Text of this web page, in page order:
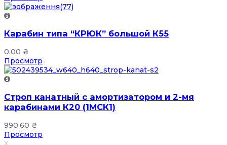
Карабин типа “КРЮК” большой К55
0.00 ₴
Просмотр
Строп канатный с амортизатором и 2-мя
карабинами К20 (1МСК1)
990.60 ₴
Просмотр